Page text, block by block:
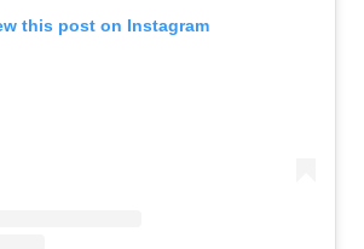
this post on Instagram